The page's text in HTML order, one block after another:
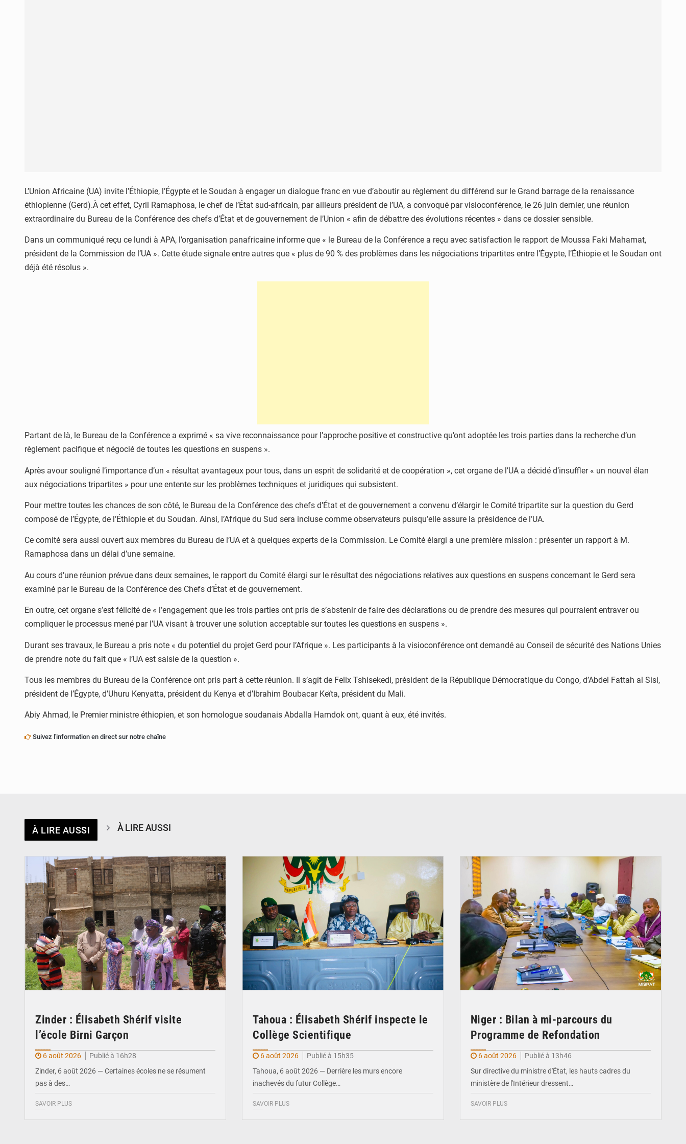
L’Union Africaine (UA) invite l’Éthiopie, l’Égypte et le Soudan à engager un dialogue franc en vue d’aboutir au règlement du différend sur le Grand barrage de la renaissance
éthiopienne (Gerd).À cet effet, Cyril Ramaphosa, le chef de l’État sud-africain, par ailleurs président de l’UA, a convoqué par visioconférence, le 26 juin dernier, une réunion
extraordinaire du Bureau de la Conférence des chefs d’État et de gouvernement de l’Union « afin de débattre des évolutions récentes » dans ce dossier sensible.
Dans un communiqué reçu ce lundi à APA, l’organisation panafricaine informe que « le Bureau de la Conférence a reçu avec satisfaction le rapport de Moussa Faki Mahamat,
président de la Commission de l’UA ». Cette étude signale entre autres que « plus de 90 % des problèmes dans les négociations tripartites entre l’Égypte, l’Éthiopie et le Soudan ont
déjà été résolus ».
Partant de là, le Bureau de la Conférence a exprimé « sa vive reconnaissance pour l’approche positive et constructive qu’ont adoptée les trois parties dans la recherche d’un
règlement pacifique et négocié de toutes les questions en suspens ».
Après avour souligné l’importance d’un « résultat avantageux pour tous, dans un esprit de solidarité et de coopération », cet organe de l’UA a décidé d’insuffler « un nouvel élan
aux négociations tripartites » pour une entente sur les problèmes techniques et juridiques qui subsistent.
Pour mettre toutes les chances de son côté, le Bureau de la Conférence des chefs d’État et de gouvernement a convenu d’élargir le Comité tripartite sur la question du Gerd
composé de l’Égypte, de l’Éthiopie et du Soudan. Ainsi, l’Afrique du Sud sera incluse comme observateurs puisqu’elle assure la présidence de l’UA.
Ce comité sera aussi ouvert aux membres du Bureau de l’UA et à quelques experts de la Commission. Le Comité élargi a une première mission : présenter un rapport à M.
Ramaphosa dans un délai d’une semaine.
Au cours d’une réunion prévue dans deux semaines, le rapport du Comité élargi sur le résultat des négociations relatives aux questions en suspens concernant le Gerd sera
examiné par le Bureau de la Conférence des Chefs d’État et de gouvernement.
En outre, cet organe s’est félicité de « l’engagement que les trois parties ont pris de s’abstenir de faire des déclarations ou de prendre des mesures qui pourraient entraver ou
compliquer le processus mené par l’UA visant à trouver une solution acceptable sur toutes les questions en suspens ».
Durant ses travaux, le Bureau a pris note « du potentiel du projet Gerd pour l’Afrique ». Les participants à la visioconférence ont demandé au Conseil de sécurité des Nations Unies
de prendre note du fait que « l’UA est saisie de la question ».
Tous les membres du Bureau de la Conférence ont pris part à cette réunion. Il s’agit de Felix Tshisekedi, président de la République Démocratique du Congo, d’Abdel Fattah al Sisi,
président de l’Égypte, d’Uhuru Kenyatta, président du Kenya et d’Ibrahim Boubacar Keïta, président du Mali.
Abiy Ahmad, le Premier ministre éthiopien, et son homologue soudanais Abdalla Hamdok ont, quant à eux, été invités.
Suivez l'information en direct sur notre chaîne
À LIRE AUSSI À LIRE AUSSI
Zinder : Élisabeth Shérif visite
l’école Birni Garçon
6 août 2026
Publié à 16h28
Zinder, 6 août 2026 — Certaines écoles ne se résument
pas à des…
SAVOIR PLUS
Tahoua : Élisabeth Shérif inspecte le
Collège Scientifique
6 août 2026
Publié à 15h35
Tahoua, 6 août 2026 — Derrière les murs encore
inachevés du futur Collège…
SAVOIR PLUS
Niger : Bilan à mi-parcours du
Programme de Refondation
6 août 2026
Publié à 13h46
Sur directive du ministre d'État, les hauts cadres du
ministère de l'Intérieur dressent…
SAVOIR PLUS